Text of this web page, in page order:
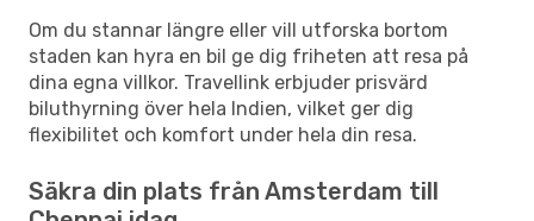
Om du stannar längre eller vill utforska bortom
staden kan hyra en bil ge dig friheten att resa på
dina egna villkor. Travellink erbjuder prisvärd
biluthyrning över hela Indien, vilket ger dig
flexibilitet och komfort under hela din resa.
Säkra din plats från Amsterdam till